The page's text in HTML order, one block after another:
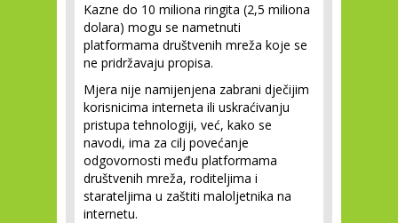
Kazne do 10 miliona ringita (2,5 miliona
dolara) mogu se nametnuti
platformama društvenih mreža koje se
ne pridržavaju propisa.
Mjera nije namijenjena zabrani dječijim
korisnicima interneta ili uskraćivanju
pristupa tehnologiji, već, kako se
navodi, ima za cilj povećanje
odgovornosti među platformama
društvenih mreža, roditeljima i
starateljima u zaštiti maloljetnika na
internetu.